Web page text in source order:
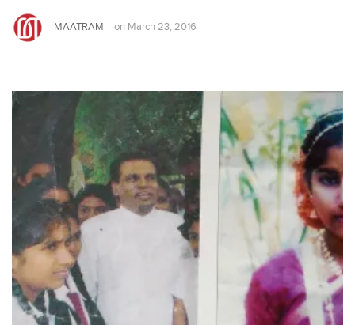
MAATRAM on March 23, 2016